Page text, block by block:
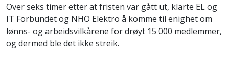
Over seks timer etter at fristen var gått ut, klarte EL og
IT Forbundet og NHO Elektro å komme til enighet om
lønns- og arbeidsvilkårene for drøyt 15 000 medlemmer,
og dermed ble det ikke streik.